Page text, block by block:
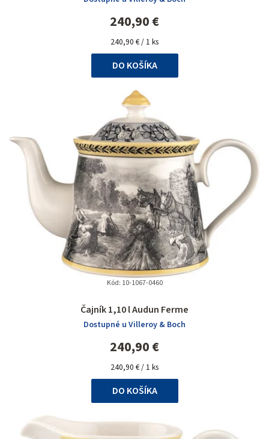
je
5,0
z
5
hviezdičiek.
240,90 €
Jednotková
cena:
240,90 € / 1 ks
DO KOŠÍKA
Čajník 1,10 l Audun Ferme
hodnotenie
produktu
je
5,0
z
5
hviezdičiek.
Dostupné u Villeroy & Boch
240,90 €
Jednotková
cena:
240,90 € / 1 ks
DO KOŠÍKA
Kód: 10-1067-0460